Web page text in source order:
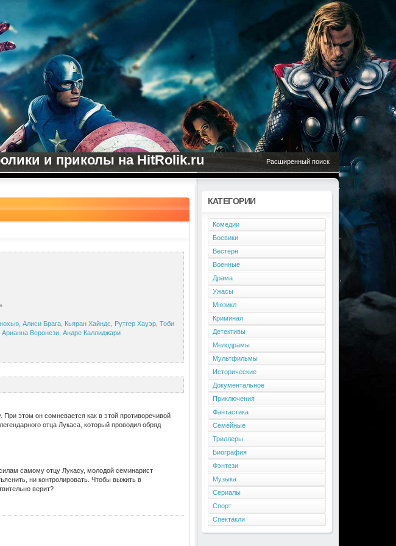
Расширенный поиск
и приколы на HitRolik.ru
, Алиси Брага, Кьяран Хайндс Рутгер Хауэр, Тоби
Арианна Веронези, Андре Каллиджари
При этом он сомневается как в этой противоречивой
отца Лукаса, который проводил обряд
самому отцу Лукасу, молодой семинарист
ни контролировать. Чтобы выжить в
верит?
КАТЕГОРИИ
Комедии
Боевики
Вестерн
Военные
Драма
Ужасы
Мюзикл
Криминал
Детективы
Мелодрамы
Мультфильмы
Исторические
Документальное
Приключения
Фантастика
Семейные
Триллеры
Биография
Фэнтези
Музыка
Сериалы
Спорт
Спектакли